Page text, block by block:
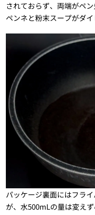
されておらず、両端がペ
ペンネと粉末スープがダイ
パッケージ裏面にはフラ
が、水500mLの量は変え